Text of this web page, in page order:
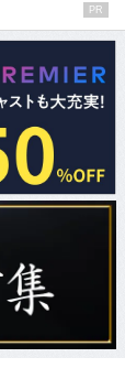
PR